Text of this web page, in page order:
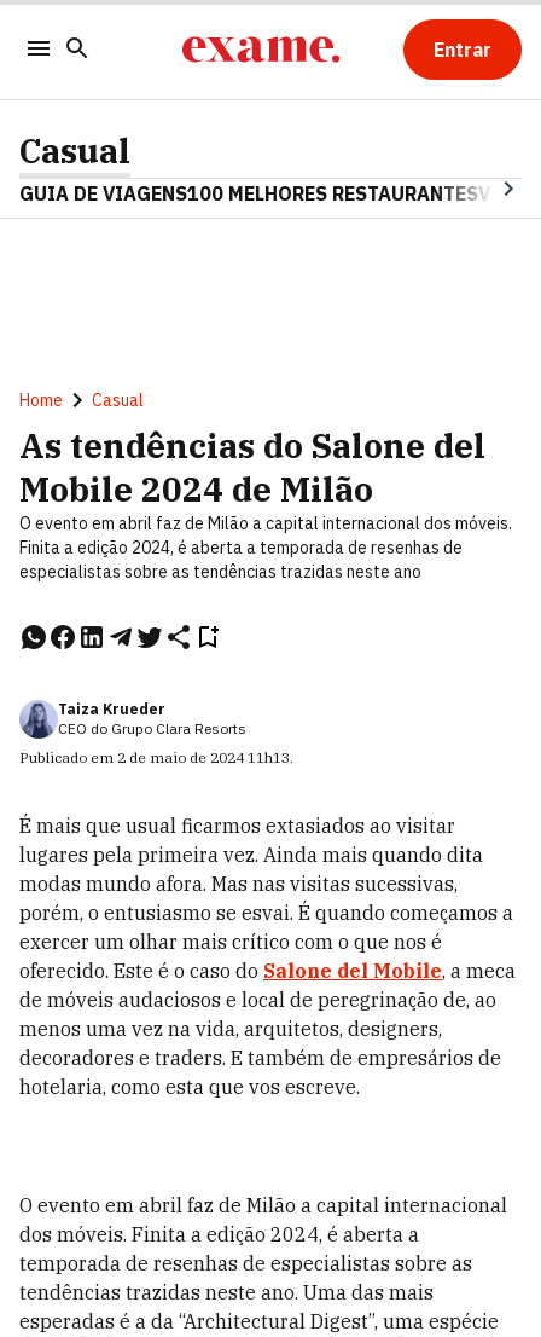
Entrar
Casual
GUIA DE VIAGENS100 MELHORES RESTAURANTES
Home Casual
As tendências do Salone del
Mobile 2024 de Milão
O evento em abril faz de Milão a capital internacional dos móveis.
Finita a edição 2024, é aberta a temporada de resenhas de
especialistas sobre as tendências trazidas neste ano
Taiza Krueder
CEO do Grupo Clara Resorts
Publicado em 2 de maio de 2024 11h13.
É mais que usual ficarmos extasiados ao visitar
lugares pela primeira vez. Ainda mais quando dita
modas mundo afora. Mas nas visitas sucessivas,
porém, o entusiasmo se esvai. É quando começamos a
exercer um olhar mais crítico com o que nos é
oferecido. Este é o caso do Salone del Mobile, a meca
de móveis audaciosos e local de peregrinação de, ao
menos uma vez na vida, arquitetos, designers,
decoradores e traders. E também de empresários de
hotelaria, como esta que vos escreve.
O evento em abril faz de Milão a capital internacional
dos móveis. Finita a edição 2024, é aberta a
temporada de resenhas de especialistas sobre as
tendências trazidas neste ano. Uma das mais
esperadas é a da “Architectural Digest”, uma espécie